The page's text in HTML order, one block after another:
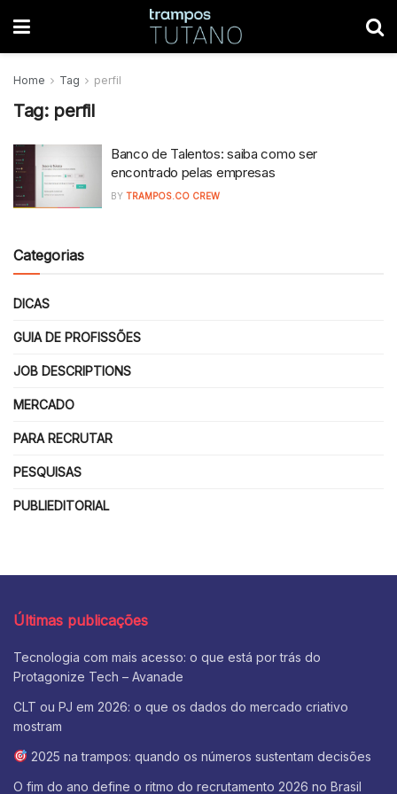
Home Tag perfil
Tag: perfil
Banco de Talentos: saiba como ser
encontrado pelas empresas
BY TRAMPOS.CO CREW
Categorias
DICAS
GUIA DE PROFISSÕES
JOB DESCRIPTIONS
MERCADO
PARA RECRUTAR
PESQUISAS
PUBLIEDITORIAL
Últimas publicações
Tecnologia com mais acesso: o que está por trás do
Protagonize Tech – Avanade
CLT ou PJ em 2026: o que os dados do mercado criativo
mostram
2025 na trampos: quando os números sustentam decisões
O fim do ano define o ritmo do recrutamento 2026 no Brasil